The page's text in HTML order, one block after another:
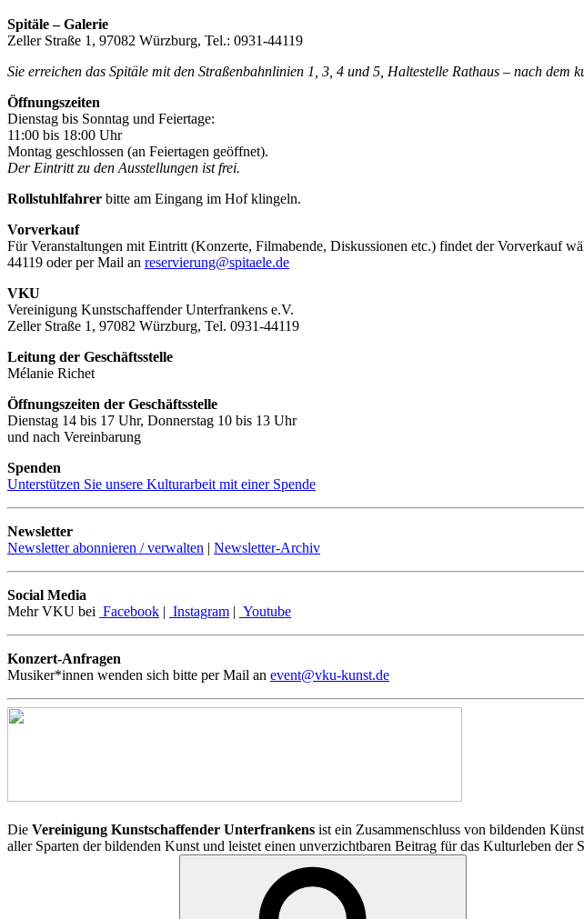
Spitäle – Galerie
Zeller Straße 1, 97082 Würzburg, Tel.: 0931-44119
Sie erreichen das Spitäle mit den Straßenbahnlinien 1, 3, 4 und 5, Haltestelle Rathaus – nach dem
Öffnungszeiten
Dienstag bis Sonntag und Feiertage:
11:00 bis 18:00 Uhr
Montag geschlossen (an Feiertagen geöffnet).
Der Eintritt zu den Ausstellungen ist frei.
Rollstuhlfahrer bitte am Eingang im Hof klingeln.
Vorverkauf
Für Veranstaltungen mit Eintritt (Konzerte, Filmabende, Diskussionen etc.) findet der Vorverkauf
44119 oder per Mail an reservierung@spitaele.de
VKU
Vereinigung Kunstschaffender Unterfrankens e.V.
Zeller Straße 1, 97082 Würzburg, Tel. 0931-44119
Leitung der Geschäftsstelle
Mélanie Richet
Öffnungszeiten der Geschäftsstelle
Dienstag 14 bis 17 Uhr, Donnerstag 10 bis 13 Uhr
und nach Vereinbarung
Spenden
Unterstützen Sie unsere Kulturarbeit mit einer Spende
Newsletter
Newsletter abonnieren / verwalten | Newsletter-Archiv
Social Media
Mehr VKU bei Facebook | Instagram | Youtube
Konzert-Anfragen
Musiker*innen wenden sich bitte per Mail an event@vku-kunst.de
Die Vereinigung Kunstschaffender Unterfrankens ist ein Zusammenschluss von bildenden
aller Sparten der bildenden Kunst und leistet einen unverzichtbaren Beitrag für das Kulturleben